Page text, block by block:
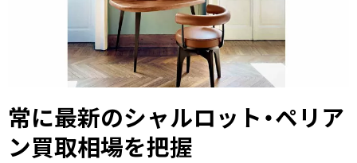
常に最新のシャルロット・ペリア
ン買取相場を把握